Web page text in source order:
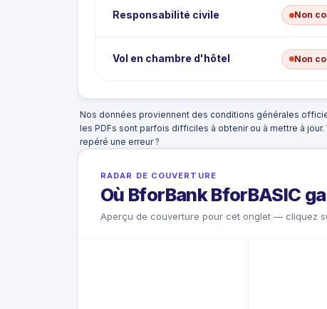
Responsabilité civile Non
Vol en chambre d'hôtel Non
Nos données proviennent des conditions générales
les PDFs sont parfois difficiles à obtenir ou à mettre à jour.
repéré une erreur ?
RADAR DE COUVERTURE
Où BforBank BforBASIC
Aperçu de couverture pour cet onglet — cliquez